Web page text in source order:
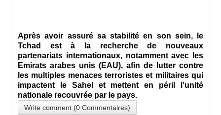
Après avoir assuré sa stabilité en son sein, le
Tchad est à la recherche de nouveaux
partenariats internationaux, notamment avec les
Emirats arabes unis (EAU), afin de lutter contre
les multiples menaces terroristes et militaires qui
impactent le Sahel et mettent en péril l’unité
nationale recouvrée par le pays.
Write comment (0 Commentaires)